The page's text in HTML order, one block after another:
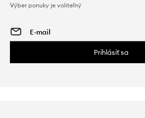
Výber ponuky je voliteľný
Prihlásiť sa